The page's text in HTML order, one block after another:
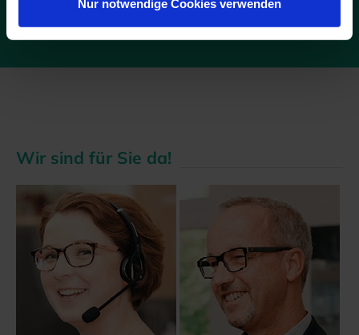
Nur notwendige Cookies verwenden
Wir sind für Sie da!